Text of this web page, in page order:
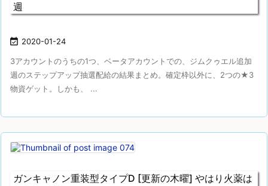
週
 2020-01-24
3アカウントのうちの1つ、ベータアカウントでの、ジムクゥエル追加
週のステップアップ抽選配給の結果まとめ。確定枠以外に、2つの★3
物資ゲット。しかも、 ...
ガンキャノン重装型タイプD [更新の木曜] やはり火薬は